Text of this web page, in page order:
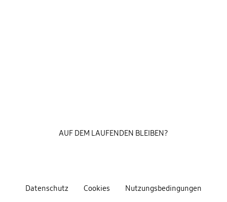
Datenschutz Cookies Nutzungsbedingungen
AUF DEM LAUFENDEN BLEIBEN?